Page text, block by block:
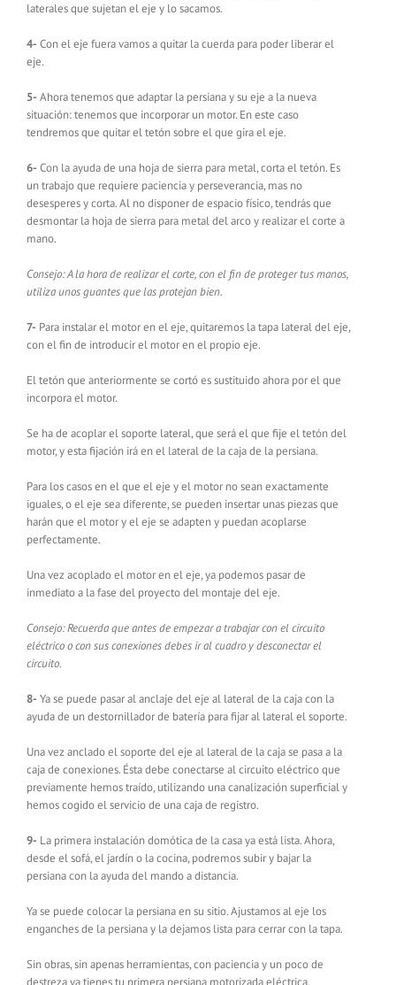
laterales que sujetan el eje y lo sacamos.
4- Con el eje fuera vamos a quitar la cuerda para poder liberar el
eje.
5- Ahora tenemos que adaptar la persiana y su eje a la nueva
situación: tenemos que incorporar un motor. En este caso
tendremos que quitar el tetón sobre el que gira el eje.
6- Con la ayuda de una hoja de sierra para metal, corta el tetón. Es
un trabajo que requiere paciencia y perseverancia, mas no
desesperes y corta. Al no disponer de espacio físico, tendrás que
desmontar la hoja de sierra para metal del arco y realizar el corte a
mano.
Consejo: A la hora de realizar el corte, con el fin de proteger tus manos,
utiliza unos guantes que las protejan bien.
7- Para instalar el motor en el eje, quitaremos la tapa lateral del eje,
con el fin de introducir el motor en el propio eje.
El tetón que anteriormente se cortó es sustituido ahora por el que
incorpora el motor.
Se ha de acoplar el soporte lateral, que será el que fije el tetón del
motor, y esta fijación irá en el lateral de la caja de la persiana.
Para los casos en el que el eje y el motor no sean exactamente
iguales, o el eje sea diferente, se pueden insertar unas piezas que
harán que el motor y el eje se adapten y puedan acoplarse
perfectamente.
Una vez acoplado el motor en el eje, ya podemos pasar de
inmediato a la fase del proyecto del montaje del eje.
Consejo: Recuerda que antes de empezar a trabajar con el circuito
eléctrico o con sus conexiones debes ir al cuadro y desconectar el
circuito.
8- Ya se puede pasar al anclaje del eje al lateral de la caja con la
ayuda de un destornillador de batería para fijar al lateral el soporte.
Una vez anclado el soporte del eje al lateral de la caja se pasa a la
caja de conexiones. Ésta debe conectarse al circuito eléctrico que
previamente hemos traído, utilizando una canalización superficial y
hemos cogido el servicio de una caja de registro.
9- La primera instalación domótica de la casa ya está lista. Ahora,
desde el sofá, el jardín o la cocina, podremos subir y bajar la
persiana con la ayuda del mando a distancia.
Ya se puede colocar la persiana en su sitio. Ajustamos al eje los
enganches de la persiana y la dejamos lista para cerrar con la tapa.
Sin obras, sin apenas herramientas, con paciencia y un poco de